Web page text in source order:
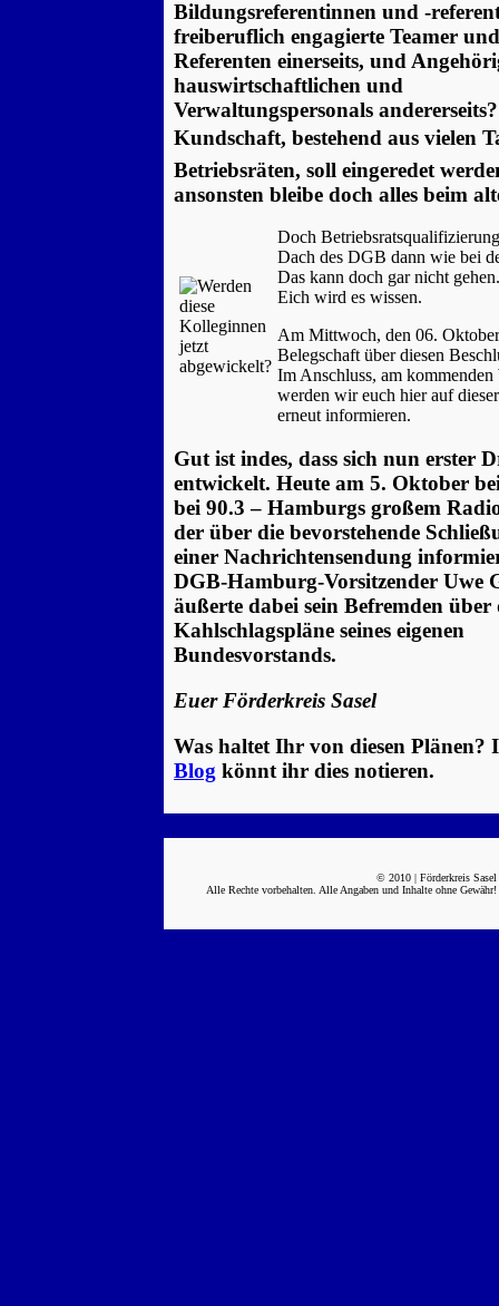
Bildungsreferentinnen und -
freiberuflich engagierte Teamer und
Referenten einerseits, und
hauswirtschaftlichen und
Verwaltungspersonals
Kundschaft, bestehend aus vielen
Betriebsräten, soll eingeredet
ansonsten bleibe doch alles beim
Doch
Dach des DGB dann wie bei
Das kann doch gar nicht
Eich wird es wissen.
Am Mittwoch, den 06.
Belegschaft über diesen
Im Anschluss, am kommenden
werden wir euch hier auf
erneut informieren.
Gut ist indes, dass sich nun erster
entwickelt. Heute am 5. Oktober
bei 90.3 – Hamburgs großem
der über die bevorstehende
einer Nachrichtensendung
DGB-Hamburg-Vorsitzender Uwe
äußerte dabei sein Befremden über
Kahlschlagspläne seines eigenen
Bundesvorstands.
Euer Förderkreis Sasel
Was haltet Ihr von diesen Plänen?
Blog könnt ihr dies notieren.
© 2010 | Förderkreis Sasel
Alle Rechte vorbehalten. Alle Angaben und Inhalte ohne Gewähr!